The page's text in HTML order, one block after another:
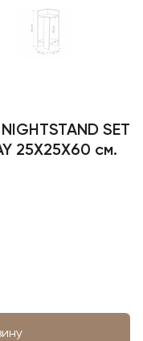
SET
25X25X60 см.